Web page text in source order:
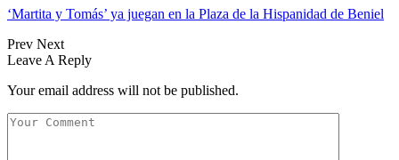
‘Martita y Tomás’ ya juegan en la Plaza de la Hispanidad de Beniel
Prev Next
Leave A Reply
Your email address will not be published.